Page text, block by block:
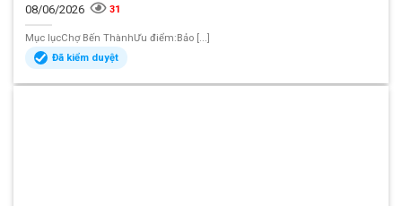
08/06/2026 31
Mục lụcChợ Bến ThànhƯu điểm:Bảo [...]
Đã kiểm duyệt